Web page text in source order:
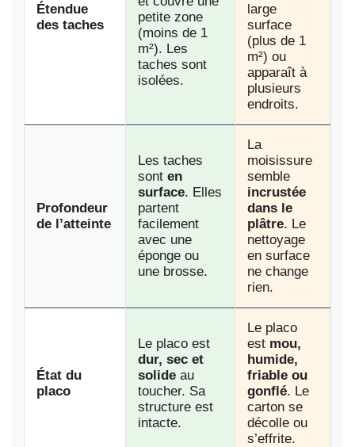
Étendue
des taches
petite zone
(moins de 1
m²). Les
taches sont
isolées.
large
surface
(plus de 1
m²) ou
apparaît à
plusieurs
endroits.
Profondeur
de l’atteinte
Les taches
sont en
surface. Elles
partent
facilement
avec une
éponge ou
une brosse.
La
moisissure
semble
incrustée
dans le
plâtre. Le
nettoyage
en surface
ne change
rien.
État du
placo
Le placo est
dur, sec et
solide au
toucher. Sa
structure est
intacte.
Le placo
est mou,
humide,
friable ou
gonflé. Le
carton se
décolle ou
s’effrite.